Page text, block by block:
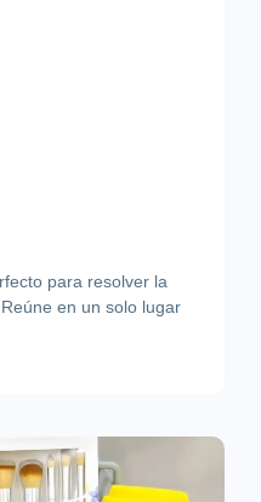
para resolver la
en un solo lugar